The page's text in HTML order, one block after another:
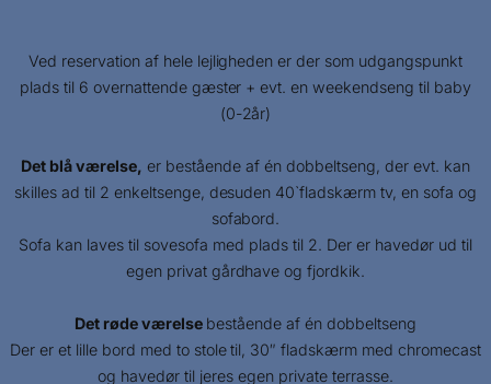
Ved reservation af hele lejligheden er der som udgangspunkt
plads til 6 overnattende gæster + evt. en weekendseng til baby
(0-2år)
Det blå værelse, er bestående af én dobbeltseng, der evt. kan
skilles ad til 2 enkeltsenge, desuden 40`fladskærm tv, en sofa og
sofabord.
Sofa kan laves til sovesofa med plads til 2. Der er havedør ud til
egen privat gårdhave og fjordkik.
Det røde værelse bestående af én dobbeltseng
Der er et lille bord med to stole til, 30″ fladskærm med chromecast
og havedør til jeres egen private terrasse.